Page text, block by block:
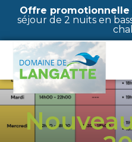
Offre promotionnelle
séjour de 2 nuits en
Panneau de gestion des